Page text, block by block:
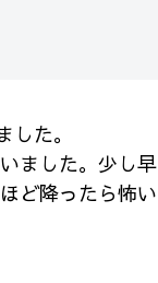
した。
ました。少し早
ど降ったら怖い